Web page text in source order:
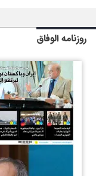
روزنامه الوفاق